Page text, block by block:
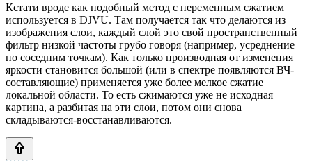
Кстати вроде как подобный метод с переменным сжатием
используется в DJVU. Там получается так что делаются из
изображения слои, каждый слой это свой пространственный
фильтр низкой частоты грубо говоря (например, усреднение
по соседним точкам). Как только производная от изменения
яркости становится большой (или в спектре появляются ВЧ-
составляющие) применяется уже более мелкое сжатие
локальной области. То есть сжимаются уже не исходная
картина, а разбитая на эти слои, потом они снова
складываются-восстанавливаются.